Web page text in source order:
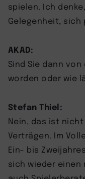
spielen. Ich
Gelegenheit,
AKAD:
Sind Sie dann
worden oder wie
Stefan Thiel:
Nein, das ist
Verträgen. Im
Ein- bis
sich wieder einen